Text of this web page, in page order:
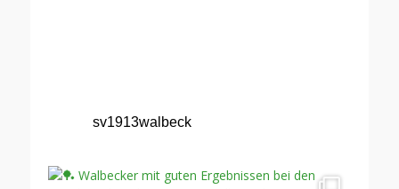
sv1913walbeck